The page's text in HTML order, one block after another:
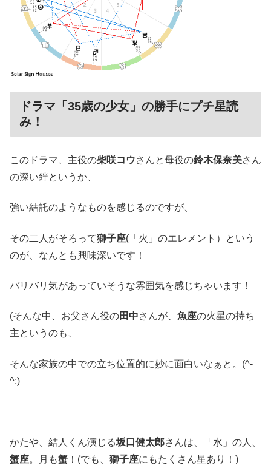
ドラマ「35歳の少女」の勝手にプチ星読
み！
このドラマ、主役の柴咲コウさんと母役の鈴木保奈美さん
の深い絆というか、
強い結託のようなものを感じるのですが、
その二人がそろって獅子座(「火」のエレメント）という
のが、なんとも興味深いです！
バリバリ気があっていそうな雰囲気を感じちゃいます！
(そんな中、お父さん役の田中さんが、 魚座の火星の持ち
主というのも、
そんな家族の中での立ち位置的に妙に面白いなぁと。(^-
^;)
かたや、結人くん演じる坂口健太郎さんは、「水」の人、
蟹座。月も蟹 ！(でも、 獅子座にもたくさん星あり！)